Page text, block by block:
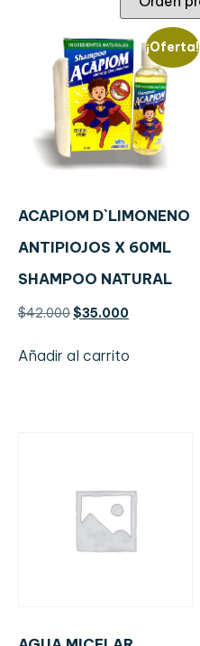
¡Oferta!
ACAPIOM D`LIMONENO
ANTIPIOJOS X 60ML
SHAMPOO NATURAL
$42.000 $35.000
Añadir al carrito